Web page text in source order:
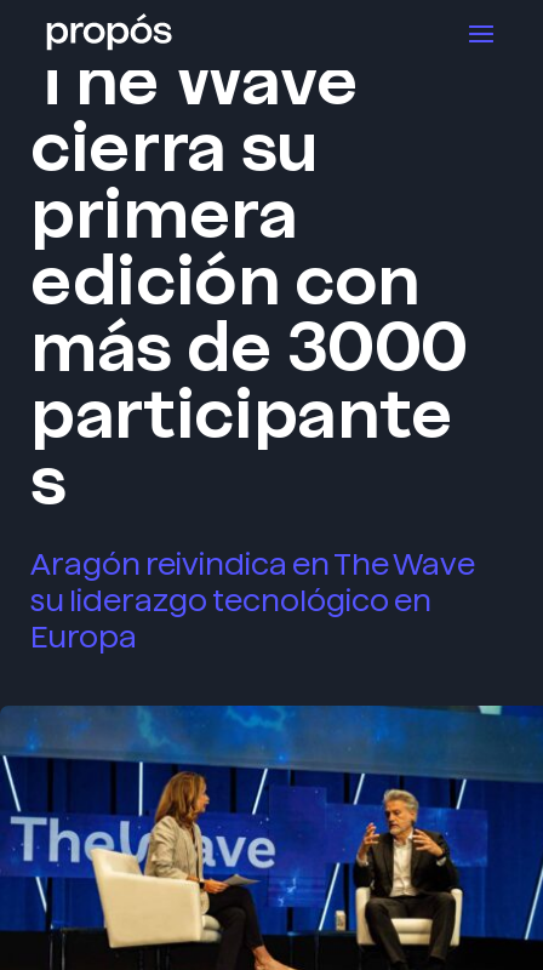
Inicio >El blog de Propós
The Wave
cierra su
primera
edición con
más de 3000
participante
s
Aragón reivindica en The Wave
su liderazgo tecnológico en
Europa